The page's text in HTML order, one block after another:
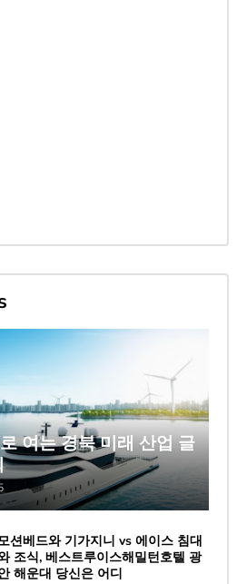
여는 경북 미래 산업 글
션베드와 기가지니 vs 에이스 침대
조식, 베스트루이스해밀턴호텔 광
해운대 당신은 어디